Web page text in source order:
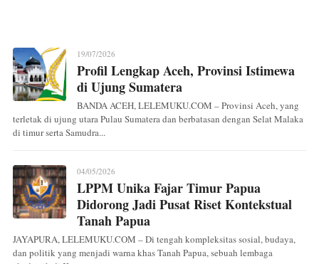
19/07/2026
Profil Lengkap Aceh, Provinsi Istimewa
di Ujung Sumatera
BANDA ACEH, LELEMUKU.COM – Provinsi Aceh, yang
terletak di ujung utara Pulau Sumatera dan berbatasan dengan Selat Malaka
di timur serta Samudra...
04/05/2026
LPPM Unika Fajar Timur Papua
Didorong Jadi Pusat Riset Kontekstual
Tanah Papua
JAYAPURA, LELEMUKU.COM – Di tengah kompleksitas sosial, budaya,
dan politik yang menjadi warna khas Tanah Papua, sebuah lembaga